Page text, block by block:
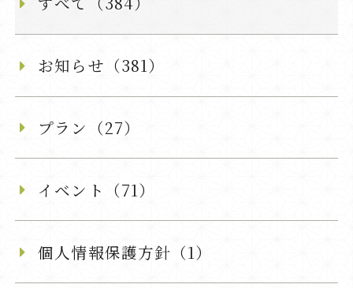
お知らせ（381）
プラン（27）
イベント（71）
個人情報保護方針（1）